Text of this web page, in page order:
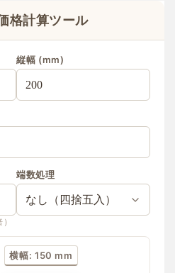
格計算ツール
縦幅 (mm)
端数処理
横幅: 150 mm